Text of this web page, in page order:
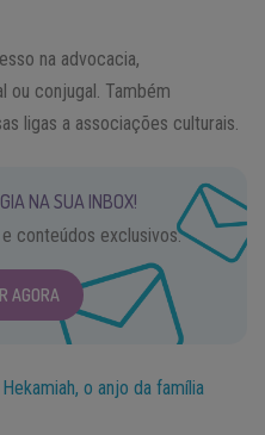
na advocacia,
ou conjugal. Também
ligas a associações culturais.
NA SUA INBOX!
conteúdos exclusivos.
AGORA
o anjo da família